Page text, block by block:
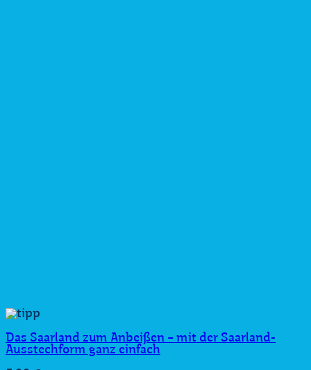
Das Saarland zum Anbeißen − mit der Saarland-
Ausstechform ganz einfach